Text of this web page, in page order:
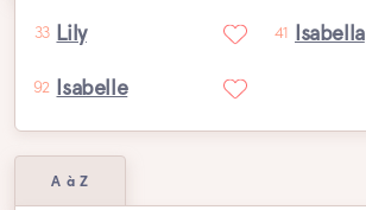
33 Lily 41 Isabella
92 Isabelle
A à Z